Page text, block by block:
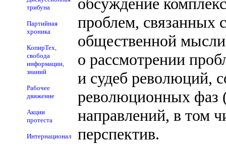
трибуна
Партийная
хроника
КопирТех,
свобода
информации,
знаний
Рабочее
движение
Акции
протеста
Интернационал
проблем, связанных
общественной
о рассмотрении
и судеб революций,
революционных фаз
направлений, в том
перспектив.